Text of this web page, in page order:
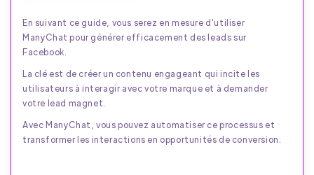
En suivant ce guide, vous serez en mesure d'utiliser
ManyChat pour générer efficacement des leads sur
Facebook.
La clé est de créer un contenu engageant qui incite les
utilisateurs à interagir avec votre marque et à demander
votre lead magnet.
Avec ManyChat, vous pouvez automatiser ce processus et
transformer les interactions en opportunités de conversion.